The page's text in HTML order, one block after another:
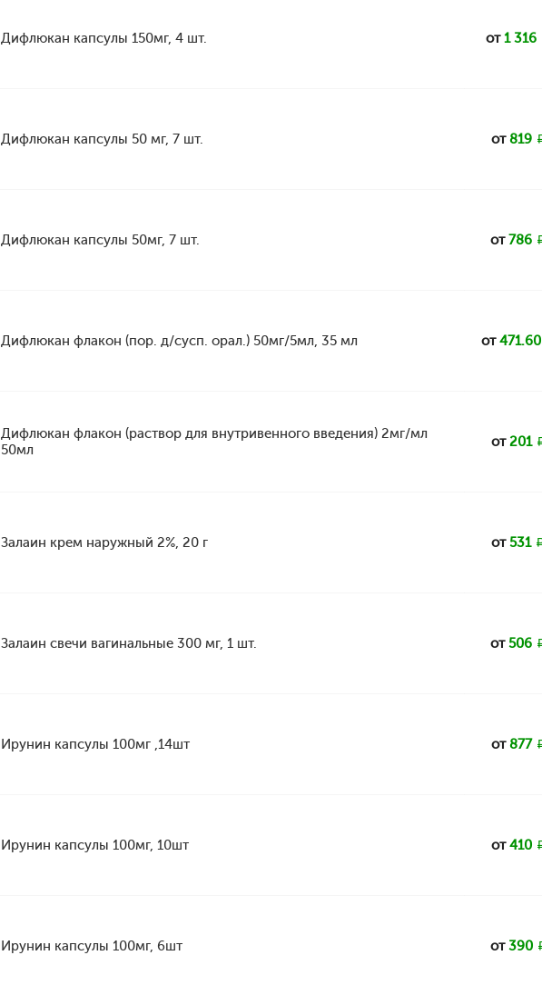
Дифлюкан капсулы 150мг, 4 шт. от1 316
Дифлюкан капсулы 50 мг, 7 шт. от819
Дифлюкан капсулы 50мг, 7 шт. от786
Дифлюкан флакон (пор. д/сусп. орал.) 50мг/5мл, 35 мл от471.60
Дифлюкан флакон (раствор для внутривенного введения) 2мг/мл
50мл
от201
Залаин крем наружный 2%, 20 г от531
Залаин свечи вагинальные 300 мг, 1 шт. от506
Ирунин капсулы 100мг ,14шт от877
Ирунин капсулы 100мг, 10шт от410
Ирунин капсулы 100мг, 6шт от390